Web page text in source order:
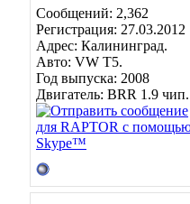
Сообщений: 2,362
Регистрация: 27.03.2012
Адрес: Калининград.
Авто: VW Т5.
Год выпуска: 2008
Двигатель: BRR 1.9 чип.